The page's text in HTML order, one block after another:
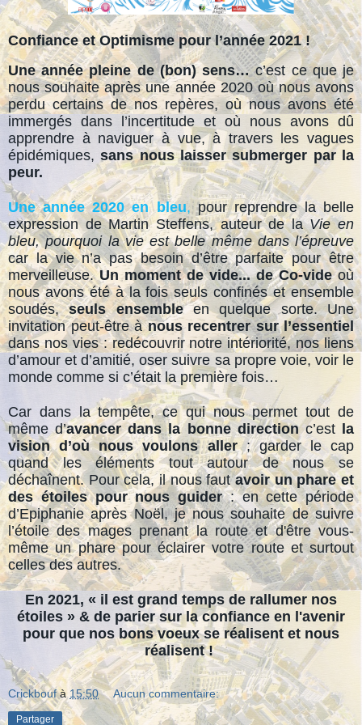
Confiance et Optimisme pour l’année 2021 !
Une année pleine de (bon) sens…c’est ce que je
nous souhaite après une année 2020 où nous avons
perdu certains de nos repères, où nous avons été
immergés dans l’incertitude et où nous avons dû
apprendre à naviguer à vue, à travers les vagues
épidémiques,sans nous laisser submerger par la
peur.
Une année 2020 en bleu,pour reprendre la belle
expression de Martin Steffens, auteur de laVie en
bleu, pourquoi la vie est belle même dans l’épreuve
car la vie n’a pas besoin d’être parfaite pour être
merveilleuse.Un moment de vide... de Co-videoù
nous avons été à la fois seuls confinés et ensemble
soudés,seuls ensembleen quelque sorte. Une
invitation peut-être ànous recentrer sur l’essentiel
dans nos vies : redécouvrir notre intériorité, nos liens
d’amour et d’amitié, oser suivre sa propre voie, voir le
monde comme si c’était la première fois…
Car dans la tempête, ce qui nous permet tout de
même d’avancer dans la bonne directionc’estla
vision d’où nous voulons aller; garder le cap
quand les éléments tout autour de nous se
déchaînent. Pour cela, il nous fautavoir un phare et
des étoiles pour nous guider: en cette période
d’Epiphanie après Noël, je nous souhaite de suivre
l’étoile des mages prenant la route et d'être vous-
même un phare pour éclairer votre route et surtout
celles des autres.
En 2021, « il est grand temps de rallumer nos
étoiles » & de parier sur la confiance en l'avenir
pour que nos bons voeux se réalisent et nous
réalisent !
Crickbouf à 15:50 Aucun commentaire:
Partager